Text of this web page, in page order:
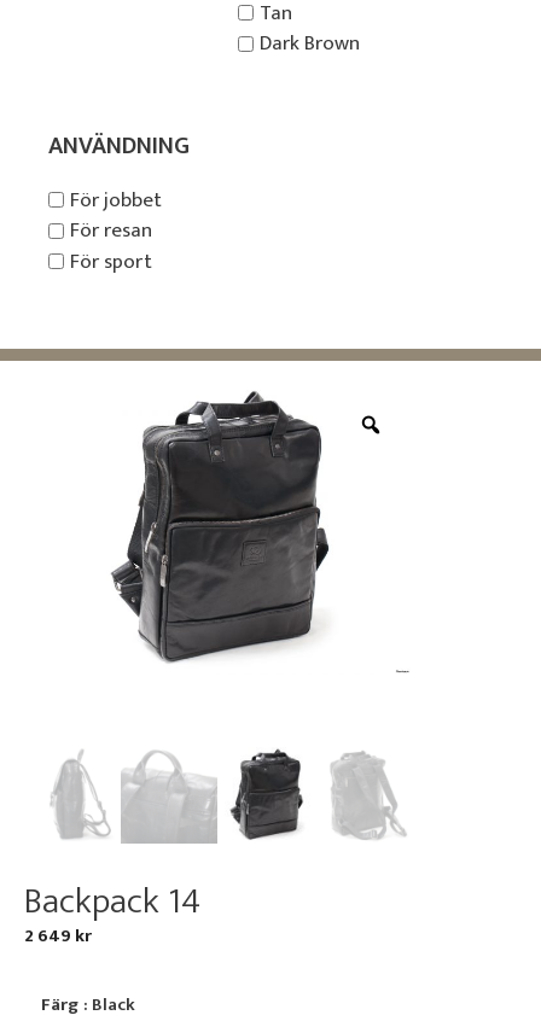
Backpack 14
2 649 kr
Färg : Black
Tan
Dark Brown
ANVÄNDNING
För jobbet
För resan
För sport